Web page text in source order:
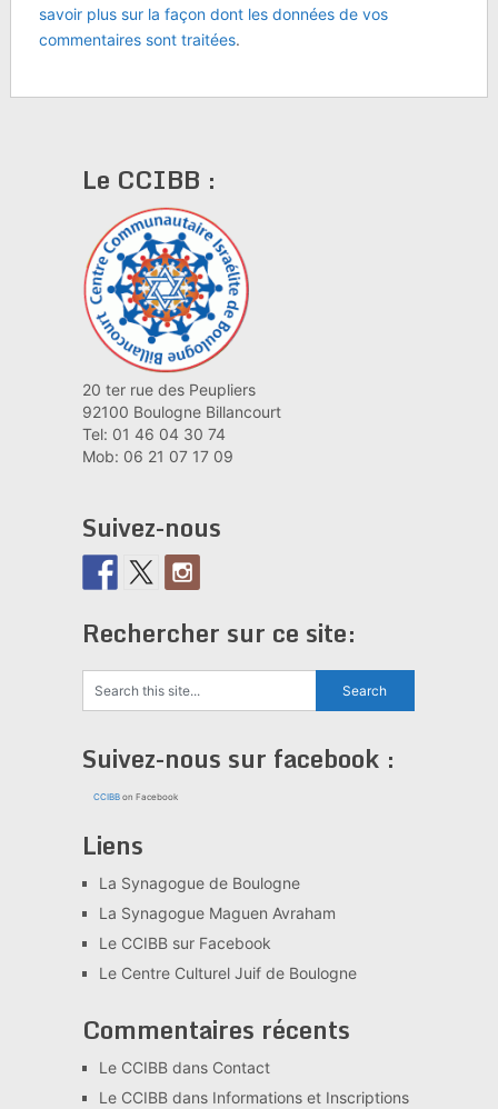
savoir plus sur la façon dont les données de vos
commentaires sont traitées.
Le CCIBB :
20 ter rue des Peupliers
92100 Boulogne Billancourt
Tel: 01 46 04 30 74
Mob: 06 21 07 17 09
Suivez-nous
Rechercher sur ce site:
Suivez-nous sur facebook :
CCIBBon Facebook
Liens
La Synagogue de Boulogne
La Synagogue Maguen Avraham
Le CCIBB sur Facebook
Le Centre Culturel Juif de Boulogne
Commentaires récents
Le CCIBBdans Contact
Le CCIBBdans Informations et Inscriptions